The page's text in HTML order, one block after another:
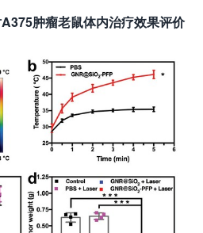
肿瘤老鼠体内治疗效果评价